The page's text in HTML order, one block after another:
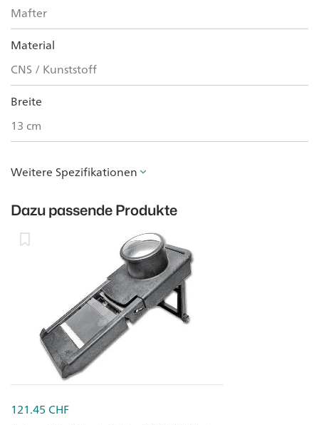
Mafter
Material
CNS / Kunststoff
Breite
13 cm
Weitere Spezifikationen
Dazu passende Produkte
121.45 CHF